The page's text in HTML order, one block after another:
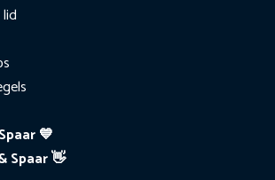
💙
Spaar 👋